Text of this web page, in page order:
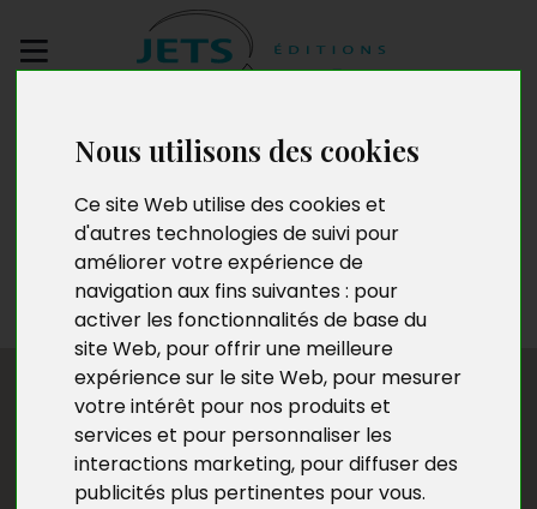
Nous utilisons des cookies
Ce site Web utilise des cookies et
d'autres technologies de suivi pour
améliorer votre expérience de
navigation aux fins suivantes : pour
activer les fonctionnalités de base du
site Web, pour offrir une meilleure
expérience sur le site Web, pour mesurer
votre intérêt pour nos produits et
services et pour personnaliser les
interactions marketing, pour diffuser des
publicités plus pertinentes pour vous.
manuscrit
Athon Lansenn